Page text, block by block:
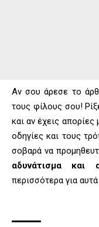
Αν σου άρεσε το
τους φίλους σου!
και αν έχεις
οδηγίες και τους
σοβαρά να
αδυνάτισμα και
περισσότερα για